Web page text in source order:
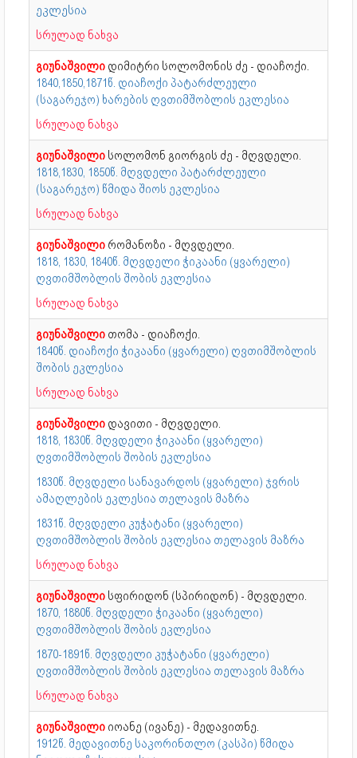
ეკლესია
სრულად ნახვა
გიუნაშვილი დიმიტრი სოლომონის ძე - დიაჩოქი.
1840,1850,1871წ. დიაჩოქი პატარძლეული
(საგარეჯო) ხარების ღვთიმშობლის ეკლესია
სრულად ნახვა
გიუნაშვილი სოლომონ გიორგის ძე - მღვდელი.
1818,1830, 1850წ. მღვდელი პატარძლეული
(საგარეჯო) წმიდა შიოს ეკლესია
სრულად ნახვა
გიუნაშვილი რომანოზი - მღვდელი.
1818, 1830, 1840წ. მღვდელი ჭიკაანი (ყვარელი)
ღვთიმშობლის შობის ეკლესია
სრულად ნახვა
გიუნაშვილი თომა - დიაჩოქი.
1840წ. დიაჩოქი ჭიკაანი (ყვარელი) ღვთიმშობლის
შობის ეკლესია
სრულად ნახვა
გიუნაშვილი დავითი - მღვდელი.
1818, 1830წ. მღვდელი ჭიკაანი (ყვარელი)
ღვთიმშობლის შობის ეკლესია
1830წ. მღვდელი სანავარდოს (ყვარელი) ჯვრის
ამაღლების ეკლესია თელავის მაზრა
1831წ. მღვდელი კუჭატანი (ყვარელი)
ღვთიმშობლის შობის ეკლესია თელავის მაზრა
სრულად ნახვა
გიუნაშვილი სფირიდონ (სპირიდონ) - მღვდელი.
1870, 1880წ. მღვდელი ჭიკაანი (ყვარელი)
ღვთიმშობლის შობის ეკლესია
1870-1891წ. მღვდელი კუჭატანი (ყვარელი)
ღვთიმშობლის შობის ეკლესია თელავის მაზრა
სრულად ნახვა
გიუნაშვილი იოანე (ივანე) - მედავითნე.
1912წ. მედავითნე საკორინთლო (კასპი) წმიდა